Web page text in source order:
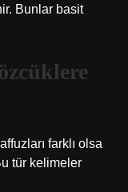
Bunlar basit
farklı olsa
tür kelimeler